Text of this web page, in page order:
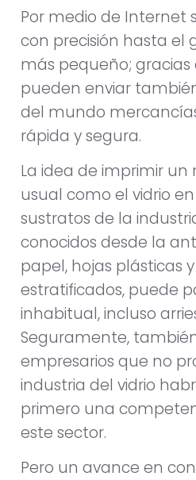
Por medio de Internet
con precisión hasta el
más pequeño; gracias
pueden enviar
del mundo
rápida y segura.
La idea de imprimir
usual como el vidrio
sustratos de la
conocidos desde la
papel, hojas plásticas
estratificados, puede
inhabitual, incluso
Seguramente,
empresarios que no
industria del vidrio
primero una
este sector.
Pero un avance en